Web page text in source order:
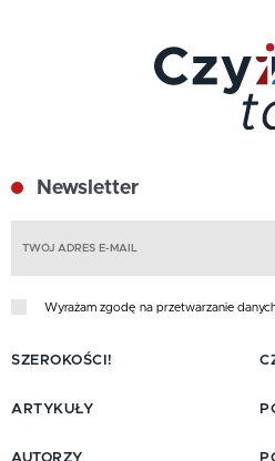
Newsletter
Wyrażam zgodę na przetwarzanie
SZEROKOŚCI!
ARTYKUŁY
AUTORZY